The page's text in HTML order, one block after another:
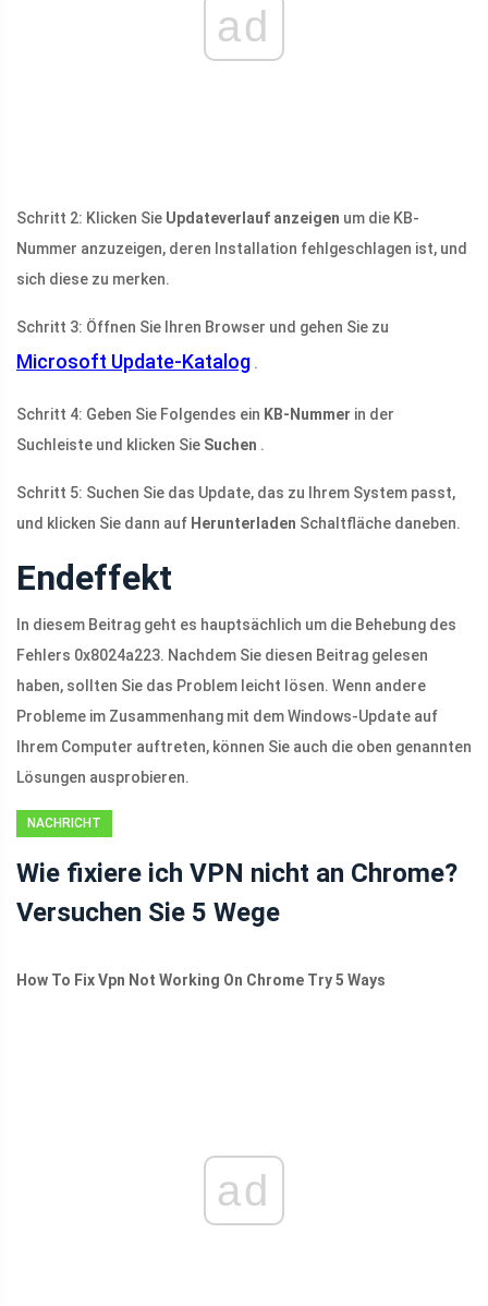
ad
Schritt 2: Klicken Sie Updateverlauf anzeigen um die KB-
Nummer anzuzeigen, deren Installation fehlgeschlagen ist, und
sich diese zu merken.
Schritt 3: Öffnen Sie Ihren Browser und gehen Sie zu
Microsoft Update-Katalog .
Schritt 4: Geben Sie Folgendes ein KB-Nummer in der
Suchleiste und klicken Sie Suchen .
Schritt 5: Suchen Sie das Update, das zu Ihrem System passt,
und klicken Sie dann auf Herunterladen Schaltfläche daneben.
Endeffekt
In diesem Beitrag geht es hauptsächlich um die Behebung des
Fehlers 0x8024a223. Nachdem Sie diesen Beitrag gelesen
haben, sollten Sie das Problem leicht lösen. Wenn andere
Probleme im Zusammenhang mit dem Windows-Update auf
Ihrem Computer auftreten, können Sie auch die oben genannten
Lösungen ausprobieren.
NACHRICHT
Wie fixiere ich VPN nicht an Chrome?
Versuchen Sie 5 Wege
How To Fix Vpn Not Working On Chrome Try 5 Ways
ad